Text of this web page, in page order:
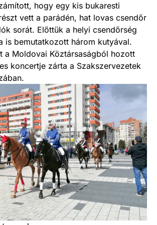
hogy egy kis bukaresti
vett a parádén, hat lovas csendőr
sorát. Előttük a helyi csendőrség
is bemutatkozott három kutyával.
a Moldovai Köztársaságból hozott
koncertje zárta a Szakszervezetek